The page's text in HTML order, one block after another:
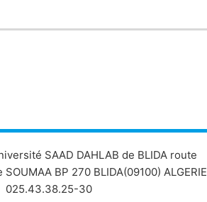
SAAD DAHLAB de BLIDA route
SOUMAA BP 270 BLIDA(09100) ALGERIE
025.43.38.25-30